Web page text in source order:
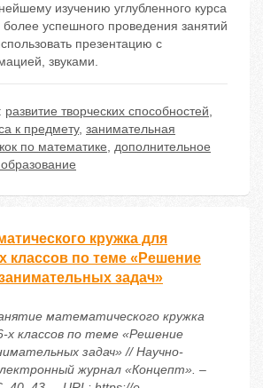
изучению углубленного курса
успешного проведения занятий
презентацию с
звуками.
развитие творческих способностей,
к предмету, занимательная
по математике, дополнительное
кружка для
классов по теме «Решение
задач»
математического кружка
х классов по теме «Решение
задач» // Научно-
журнал «Концепт». –